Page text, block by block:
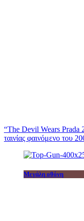
“The Devil Wears Prada
ταινίας φαινόμενο του
Μεγάλη οθόνη